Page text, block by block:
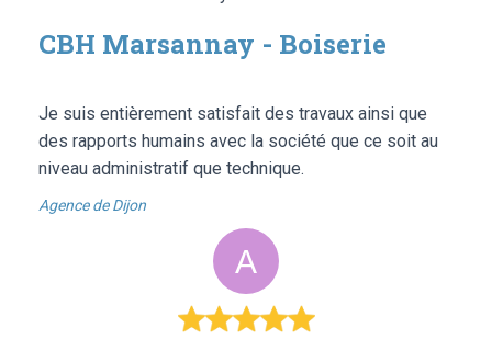
CBH Marsannay - Boiserie
Je suis entièrement satisfait des travaux ainsi que
des rapports humains avec la société que ce soit au
niveau administratif que technique.
Agence de Dijon